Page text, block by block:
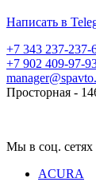
Написать в
+7 343 237-237-
+7 902 409-97-
Просторная -
Мы в соц. сетях
ACURA